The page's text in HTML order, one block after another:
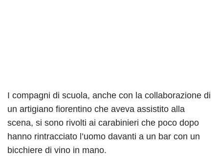
I compagni di scuola, anche con la collaborazione di
un artigiano fiorentino che aveva assistito alla
scena, si sono rivolti ai carabinieri che poco dopo
hanno rintracciato l’uomo davanti a un bar con un
bicchiere di vino in mano.